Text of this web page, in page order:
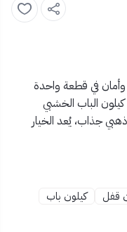
في قطعة واحدة
كيلون الباب الخشبي
جذاب، يُعد الخيار
تحتاج إلى لمسة جمالية
قفل
كيلون باب